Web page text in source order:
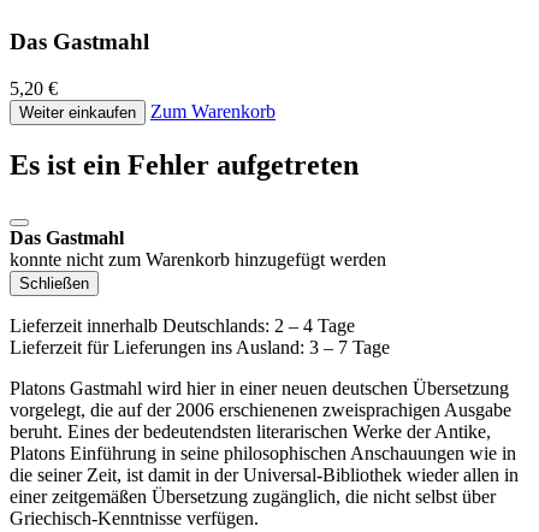
Das Gastmahl
5,20 €
Weiter einkaufen Zum Warenkorb
Es ist ein Fehler aufgetreten
Das Gastmahl
konnte nicht zum Warenkorb hinzugefügt werden
Schließen
Lieferzeit innerhalb Deutschlands: 2 – 4 Tage
Lieferzeit für Lieferungen ins Ausland: 3 – 7 Tage
Platons Gastmahl wird hier in einer neuen deutschen Übersetzung
vorgelegt, die auf der 2006 erschienenen zweisprachigen Ausgabe
beruht. Eines der bedeutendsten literarischen Werke der Antike,
Platons Einführung in seine philosophischen Anschauungen wie in
die seiner Zeit, ist damit in der Universal-Bibliothek wieder allen in
einer zeitgemäßen Übersetzung zugänglich, die nicht selbst über
Griechisch-Kenntnisse verfügen.